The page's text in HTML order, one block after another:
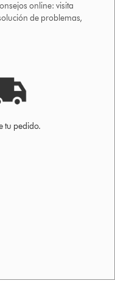
online: visita
de problemas,
tu pedido.